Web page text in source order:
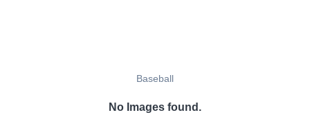
Baseball
No Images found.